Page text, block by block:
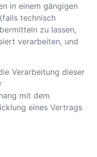
in einem gängigen
technisch
zu lassen,
verarbeiten, und
Verarbeitung dieser
mit dem
eines Vertrags